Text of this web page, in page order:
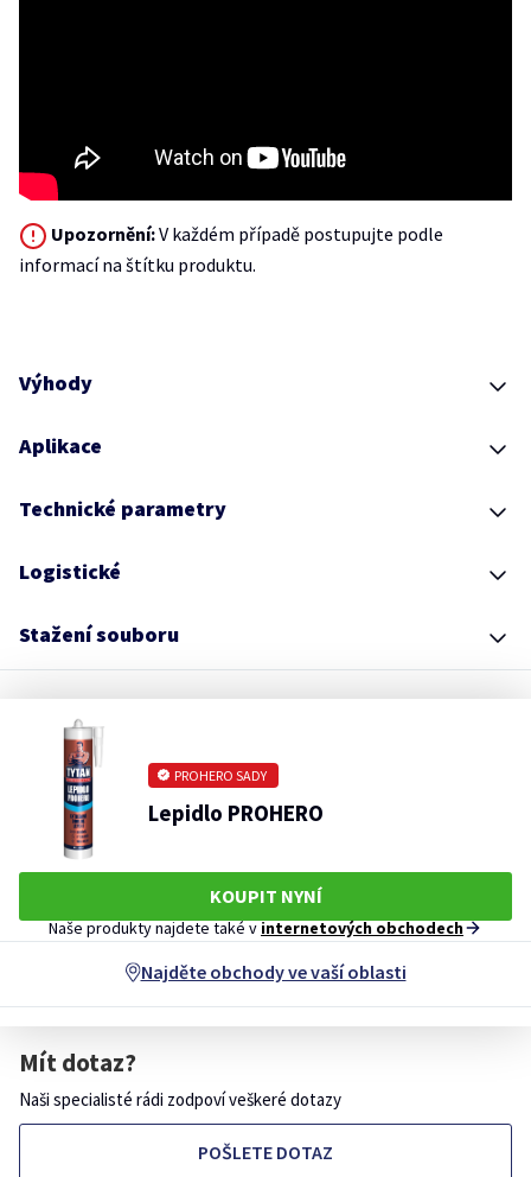
Upozornění:V každém případě postupujte podle
informací na štítku produktu.
Výhody
Aplikace
Technické parametry
Logistické
Stažení souboru
PROHERO SADY
Lepidlo PROHERO
KOUPIT NYNÍ
Naše produkty najdete také vinternetových obchodech
Najděte obchody ve vaší oblasti
Mít dotaz?
Naši specialisté rádi zodpoví veškeré dotazy
POŠLETE DOTAZ